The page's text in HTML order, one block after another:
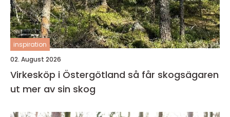
inspiration
02. August 2026
Virkesköp i Östergötland så får skogsägaren
ut mer av sin skog